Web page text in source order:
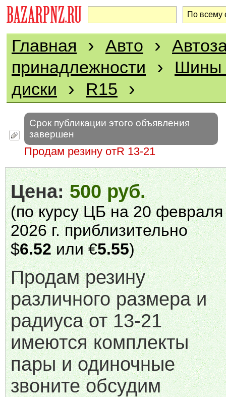
Главная › Авто ›
принадлежности
›
Шины
диски
› R15 ›
Срок публикации этого объявления
завершен
Продам резину отR 13-21
Цена:500 руб.
(по курсу ЦБ на 20 февраля
2026 г. приблизительно
$6.52или €5.55)
Продам резину
различного размера и
радиуса от 13-21
имеются комплекты
пары и одиночные
звоните обсудим